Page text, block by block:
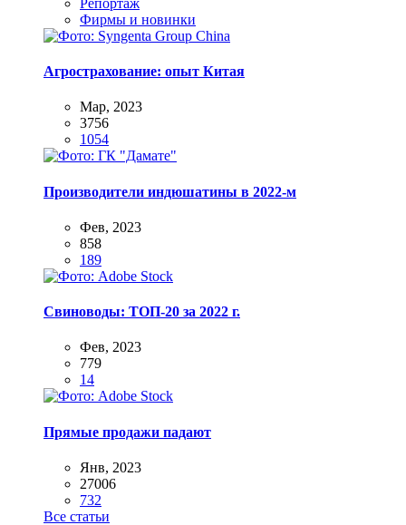
Фирмы и новинки
Агрострахование: опыт Китая
Мар, 2023
3756
1054
Производители индюшатины в 2022-м
Фев, 2023
858
189
Свиноводы: ТОП-20 за 2022 г.
Фев, 2023
779
14
Прямые продажи падают
Янв, 2023
27006
732
Все статьи